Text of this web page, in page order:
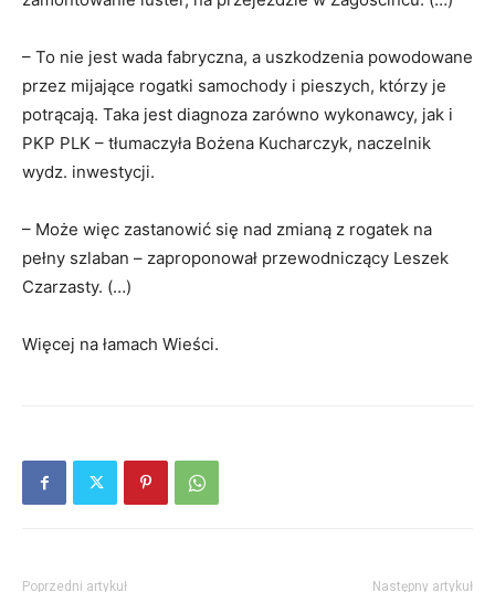
– To nie jest wada fabryczna, a uszkodzenia powodowane
przez mijające rogatki samochody i pieszych, którzy je
potrącają. Taka jest diagnoza zarówno wykonawcy, jak i
PKP PLK – tłumaczyła Bożena Kucharczyk, naczelnik
wydz. inwestycji.
– Może więc zastanowić się nad zmianą z rogatek na
pełny szlaban – zaproponował przewodniczący Leszek
Czarzasty. (…)
Więcej na łamach Wieści.
Poprzedni artykuł Następny artykuł